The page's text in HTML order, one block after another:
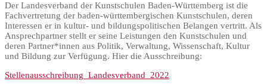
Der Landesverband der Kunstschulen Baden-Württemberg ist die
Fachvertretung der baden-württembergischen Kunstschulen, deren
Interessen er in kultur- und bildungspolitischen Belangen vertritt. Als
Ansprechpartner stellt er seine Leistungen den Kunstschulen und
deren Partner*innen aus Politik, Verwaltung, Wissenschaft, Kultur
und Bildung zur Verfügung. Hier die Ausschreibung:
Stellenausschreibung_Landesverband_2022